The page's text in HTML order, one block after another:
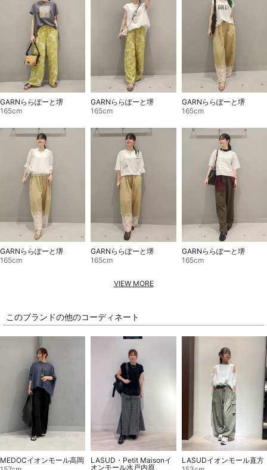
GARNららぽーと堺
165cm
GARNららぽーと堺
165cm
GARNららぽーと堺
165cm
GARNららぽーと堺
165cm
GARNららぽーと堺
165cm
GARNららぽーと堺
165cm
VIEW MORE
このブランドの他のコーディネート
MEDOCイオンモール高岡
LASUD・Petit Maisonイ
オンモール水戸内原
LASUDイオンモール直方